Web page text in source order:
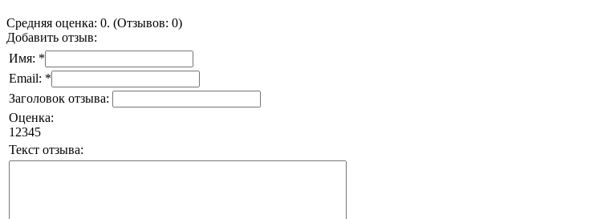
Средняя оценка: 0. (Отзывов: 0)
Добавить отзыв:
Имя: *
Email: *
Заголовок отзыва:
Оценка:
1 2345
Текст отзыва: